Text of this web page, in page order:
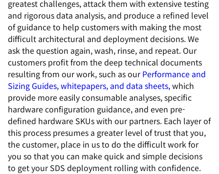
greatest challenges, attack them with extensive testing
and rigorous data analysis, and produce a refined level
of guidance to help customers with making the most
difficult architectural and deployment decisions. We
ask the question again, wash, rinse, and repeat. Our
customers profit from the deep technical documents
resulting from our work, such as ourPerformance and
Sizing Guides, whitepapers, and data sheets,which
provide more easily consumable analyses, specific
hardware configuration guidance, and even pre-
defined hardware SKUs with our partners. Each layer of
this process presumes a greater level of trust that you,
the customer, place in us to do the difficult work for
you so that you can make quick and simple decisions
to get your SDS deployment rolling with confidence.